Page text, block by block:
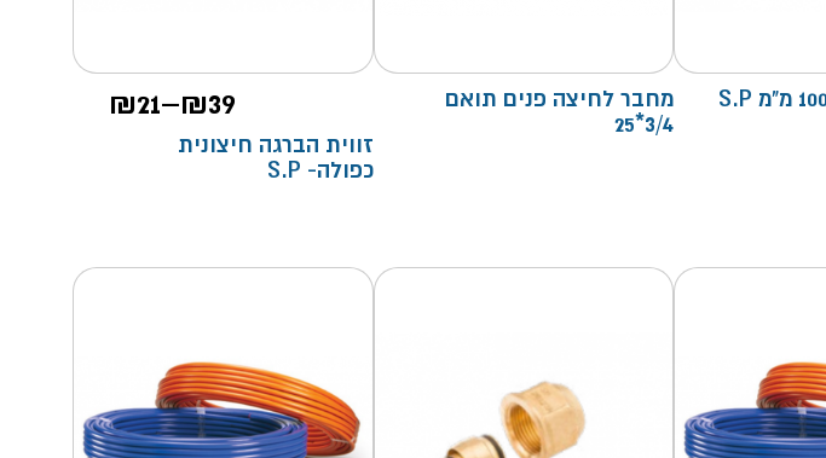
מחבר לחיצה פנים תואם
3/4*25
₪21–₪39
זווית הברגה חיצונית
כפולה- S.P